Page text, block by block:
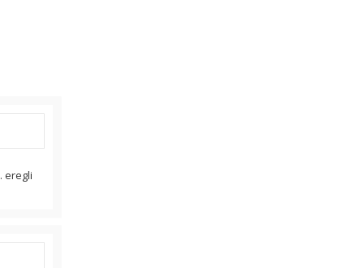
eregli